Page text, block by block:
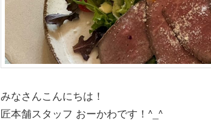
みなさんこんにちは！
匠本舗スタッフ おーかわです！^_^